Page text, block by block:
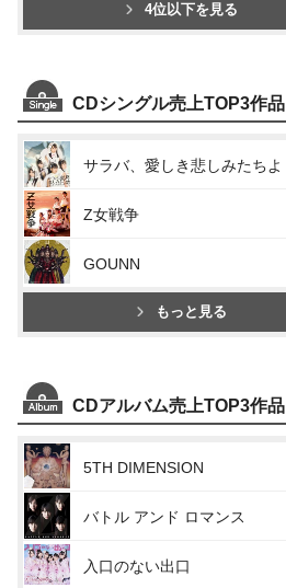
4位以下を見る
CDシングル売上TOP3作品
サラバ、愛しき悲しみたちよ
Z女戦争
GOUNN
もっと見る
CDアルバム売上TOP3作品
5TH DIMENSION
バトル アンド ロマンス
入口のない出口